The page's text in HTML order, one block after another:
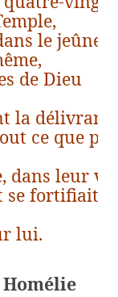
le jeûne
de Dieu
la
ce que
dans leur
se fortifiait,
lui.
Homélie